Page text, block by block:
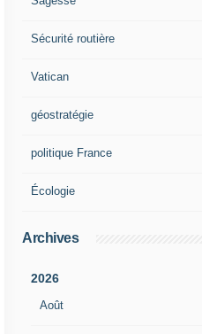
Sécurité routière
Vatican
géostratégie
politique France
Écologie
Archives
2026
Août